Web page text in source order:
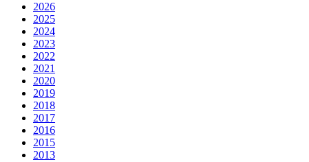
2026
2025
2024
2023
2022
2021
2020
2019
2018
2017
2016
2015
2013